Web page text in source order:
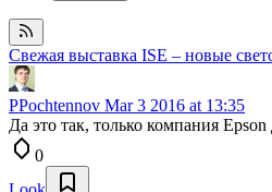
Свежая выставка ISE – новые
PPochtennov Mar 3 2016 at 13:35
Да это так, только компания
0